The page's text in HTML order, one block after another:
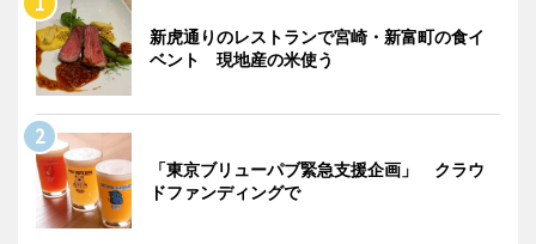
新虎通りのレストランで宮崎・新富町の食イ
ベント 現地産の米使う
「東京ブリューパブ緊急支援企画」 クラウ
ドファンディングで